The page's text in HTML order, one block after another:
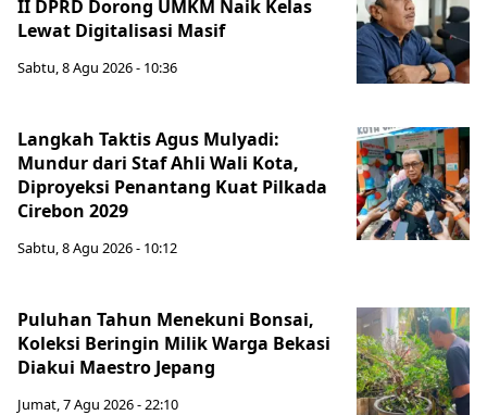
II DPRD Dorong UMKM Naik Kelas
Lewat Digitalisasi Masif
Sabtu, 8 Agu 2026 - 10:36
Langkah Taktis Agus Mulyadi:
Mundur dari Staf Ahli Wali Kota,
Diproyeksi Penantang Kuat Pilkada
Cirebon 2029
Sabtu, 8 Agu 2026 - 10:12
Puluhan Tahun Menekuni Bonsai,
Koleksi Beringin Milik Warga Bekasi
Diakui Maestro Jepang
Jumat, 7 Agu 2026 - 22:10